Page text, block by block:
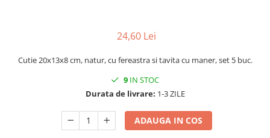
CUTII MEDII SI MARI PENTRU 10-40
CUTII MICI CU PANGLICA SI SERTAR
CUTII MICI PENTRU 2-10
CUTII PENTRU 5-6 MACARONS CU
FEREASTRA DANTELATA
24,60 Lei
Cutie 20x13x8 cm, natur, cu fereastra si tavita cu maner, set 5 buc.
9 IN STOC
Durata de livrare: 1-3 ZILE
ADAUGA IN COS